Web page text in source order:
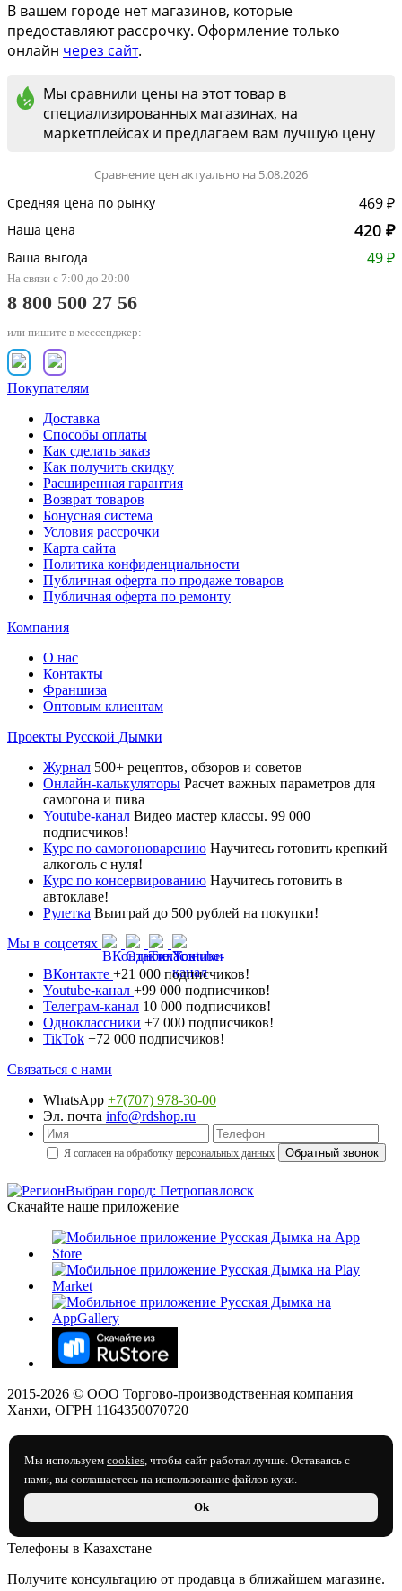
В вашем городе нет магазинов, которые
предоставляют рассрочку. Оформление только
онлайн через сайт.
Мы сравнили цены на этот товар в
специализированных магазинах, на
маркетплейсах и предлагаем вам лучшую цену
Сравнение цен актуально на 5.08.2026
Средняя цена по рынку 469 ₽
Наша цена 420 ₽
Ваша выгода 49 ₽
Мы используем cookies, чтобы сайт работал лучше. Оставаясь с
нами, вы соглашаетесь на использование файлов куки.
Ok
На связи с 7:00 до 20:00
8 800 500 27 56
или пишите в мессенджер:
Покупателям
Доставка
Способы оплаты
Как сделать заказ
Как получить скидку
Расширенная гарантия
Возврат товаров
Бонусная система
Условия рассрочки
Карта сайта
Политика конфиденциальности
Публичная оферта по продаже товаров
Публичная оферта по ремонту
Компания
О нас
Контакты
Франшиза
Оптовым клиентам
Проекты Русской Дымки
Журнал 500+ рецептов, обзоров и советов
Онлайн-калькуляторы Расчет важных параметров для
самогона и пива
Youtube-канал Видео мастер классы. 99 000
подписчиков!
Курс по самогоноварению Научитесь готовить крепкий
алкоголь с нуля!
Курс по консервированию Научитесь готовить в
автоклаве!
Рулетка Выиграй до 500 рублей на покупки!
Мы в соцсетях
ВКонтакте +21 000 подписчиков!
Youtube-канал +99 000 подписчиков!
Телеграм-канал 10 000 подписчиков!
Одноклассники +7 000 подписчиков!
TikTok +72 000 подписчиков!
Связаться с нами
WhatsApp +7(707) 978-30-00
Эл. почта info@rdshop.ru
Я согласен на обработку персональных данных
Выбран город: Петропавловск
Скачайте наше приложение
2015-2026 © ООО Торгово-производственная компания
Ханхи, ОГРН 1164350070720
Телефоны в Казахстане
Получите консультацию от продавца в ближайшем магазине.